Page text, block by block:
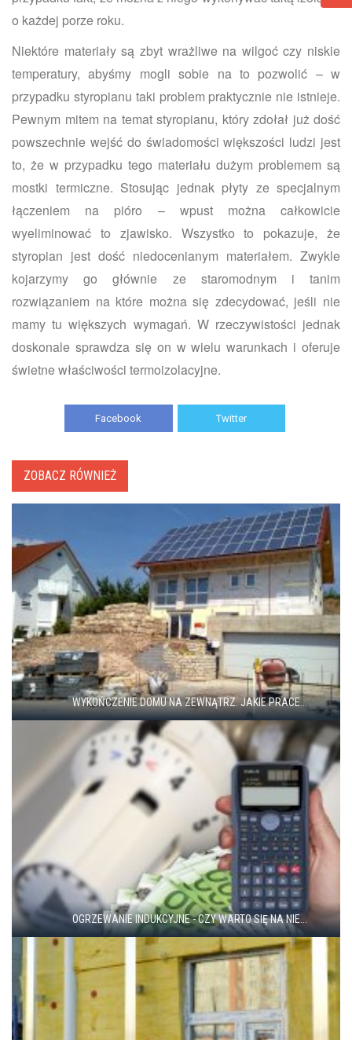
o każdej porze roku.
Niektóre materiały są zbyt wrażliwe na wilgoć czy niskie
temperatury, abyśmy mogli sobie na to pozwolić – w
przypadku styropianu taki problem praktycznie nie istnieje.
Pewnym mitem na temat styropianu, który zdołał już dość
powszechnie wejść do świadomości większości ludzi jest
to, że w przypadku tego materiału dużym problemem są
mostki termiczne. Stosując jednak płyty ze specjalnym
łączeniem na pióro – wpust można całkowicie
wyeliminować to zjawisko. Wszystko to pokazuje, że
styropian jest dość niedocenianym materiałem. Zwykle
kojarzymy go głównie ze staromodnym i tanim
rozwiązaniem na które można się zdecydować, jeśli nie
mamy tu większych wymagań. W rzeczywistości jednak
doskonale sprawdza się on w wielu warunkach i oferuje
świetne właściwości termoizolacyjne.
Facebook Twitter
ZOBACZ RÓWNIEŻ
WYKOŃCZENIE DOMU NA ZEWNĄTRZ. JAKIE PRACE...
OGRZEWANIE INDUKCYJNE - CZY WARTO SIĘ NA NIE...